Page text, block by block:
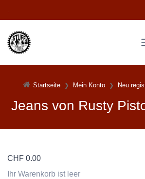
Startseite Mein Konto Neu
Jeans von Rusty
CHF 0.00
Ihr Warenkorb ist leer